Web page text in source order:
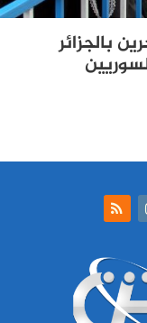
بالجزائر